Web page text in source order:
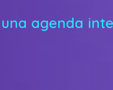
agenda